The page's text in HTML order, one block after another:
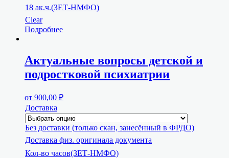
18 ак.ч.(ЗЕТ-НМФО)
Clear
Подробнее
Актуальные вопросы детской и
подростковой психиатрии
от 900,00 ₽
Доставка
Без доставки (только скан, занесённый в ФРДО)
Доставка физ. оригинала документа
Кол-во часов(ЗЕТ-НМФО)